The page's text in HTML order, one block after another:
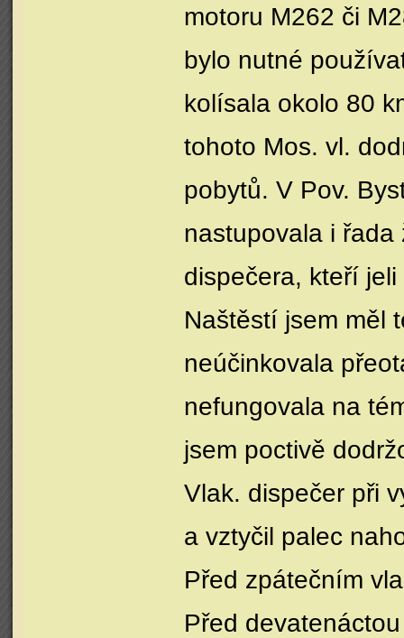
motoru M262 či
bylo nutné
kolísala okolo 80
tohoto Mos. vl.
pobytů. V Pov.
nastupovala i
dispečera, kteří
Naštěstí jsem měl
neúčinkovala
nefungovala na
jsem poctivě
Vlak. dispečer při
a vztyčil palec
Před zpátečním
Před